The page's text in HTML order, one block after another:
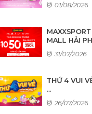
01/08/2026
MALL HẢI
31/07/2026
THỨ 4 VUI
...
26/07/2026